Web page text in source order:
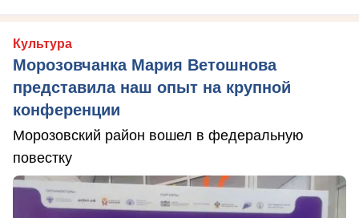
Культура
Морозовчанка Мария Ветошнова
представила наш опыт на крупной
конференции
Морозовский район вошел в федеральную
повестку